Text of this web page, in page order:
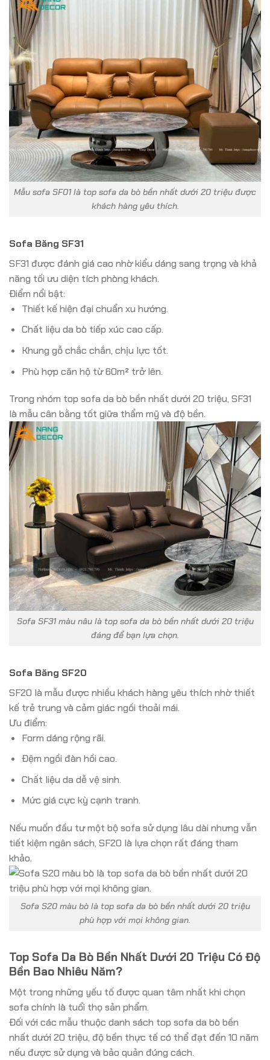
Mẫu sofa SF01 là top sofa da bò bền nhất dưới 20 triệu được
khách hàng yêu thích.
Sofa Băng SF31
SF31 được đánh giá cao nhờ kiểu dáng sang trọng và khả
năng tối ưu diện tích phòng khách.
Điểm nổi bật:
Thiết kế hiện đại chuẩn xu hướng.
Chất liệu da bò tiếp xúc cao cấp.
Khung gỗ chắc chắn, chịu lực tốt.
Phù hợp căn hộ từ 60m² trở lên.
Trong nhóm top sofa da bò bền nhất dưới 20 triệu, SF31
là mẫu cân bằng tốt giữa thẩm mỹ và độ bền.
Sofa SF31 màu nâu là top sofa da bò bền nhất dưới 20 triệu
đáng để bạn lựa chọn.
Sofa Băng SF20
SF20 là mẫu được nhiều khách hàng yêu thích nhờ thiết
kế trẻ trung và cảm giác ngồi thoải mái.
Ưu điểm:
Form dáng rộng rãi.
Đệm ngồi đàn hồi cao.
Chất liệu da dễ vệ sinh.
Mức giá cực kỳ cạnh tranh.
Nếu muốn đầu tư một bộ sofa sử dụng lâu dài nhưng vẫn
tiết kiệm ngân sách, SF20 là lựa chọn rất đáng tham
khảo.
Sofa S20 màu bò là top sofa da bò bền nhất dưới 20 triệu
phù hợp với mọi không gian.
Top Sofa Da Bò Bền Nhất Dưới 20 Triệu Có Độ
Bền Bao Nhiêu Năm?
Một trong những yếu tố được quan tâm nhất khi chọn
sofa chính là tuổi thọ sản phẩm.
Đối với các mẫu thuộc danh sách top sofa da bò bền
nhất dưới 20 triệu, độ bền thực tế có thể đạt đến 10 năm
nếu được sử dụng và bảo quản đúng cách.